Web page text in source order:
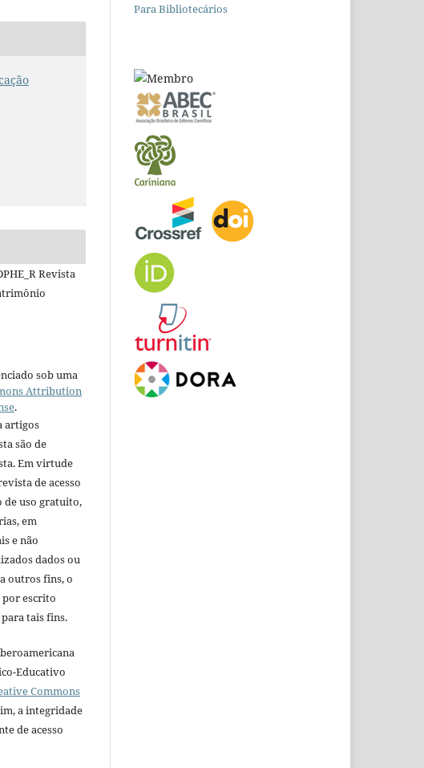
Revista
sob uma
Attribution
.
artigos
são de
Em virtude
de acesso
de uso gratuito,
em
e não
dados ou
outros fins, o
escrito
tais fins.
Educativo
Commons
a integridade
de acesso
Para Bibliotecários